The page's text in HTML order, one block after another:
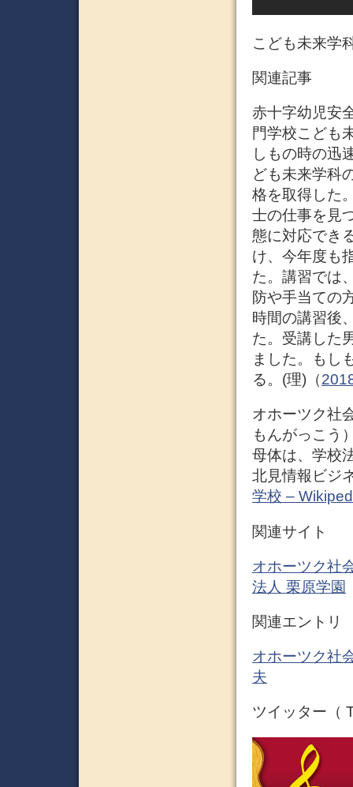
こども未来学
関連記事
赤十字幼児安
門学校こども
しもの時の迅
ども未来学科
格を取得した
士の仕事を見
態に対応でき
け、今年度も
た。講習では
防や手当ての
時間の講習後
た。受講した
ました。もし
る。(理)（
オホーツク社
もんがっこう
母体は、学校
北見情報ビジ
学校 –
関連サイト
オホーツク社
法人 栗原学園
関連エントリ
オホーツク社
夫
ツイッター（